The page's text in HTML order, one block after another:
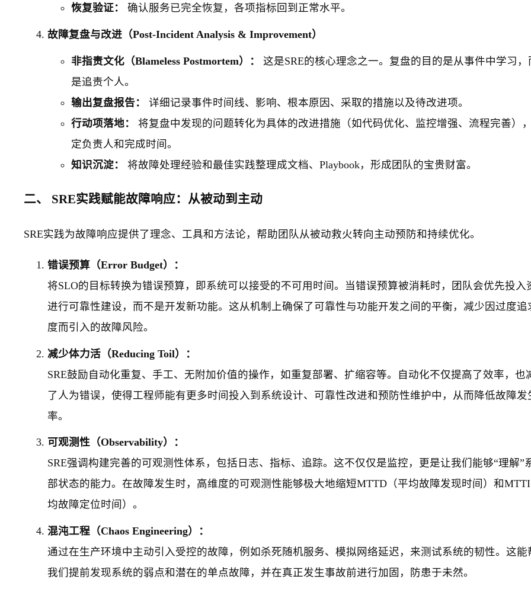
恢复验证：
确认服务已完全恢复，各项指标回到正常水平。
故障复盘与改进（Post-Incident Analysis & Improvement）
非指责文化（Blameless Postmortem）：
这是SRE的核心理念之一。复盘的目的是从事件中学习，
是追责个人。
输出复盘报告：
详细记录事件时间线、影响、根本原因、采取的措施以及待改进项。
行动项落地：
将复盘中发现的问题转化为具体的改进措施（如代码优化、监控增强、流程完善）
定负责人和完成时间。
知识沉淀：
将故障处理经验和最佳实践整理成文档、Playbook，形成团队的宝贵财富。
二、 SRE实践赋能故障响应：从被动到主动
SRE实践为故障响应提供了理念、工具和方法论，帮助团队从被动救火转向主动预防和持续优化。
错误预算（Error Budget）：
将SLO的目标转换为错误预算，即系统可以接受的不可用时间。当错误预算被消耗时，团队会优先投入
进行可靠性建设，而不是开发新功能。这从机制上确保了可靠性与功能开发之间的平衡，减少因过度追
度而引入的故障风险。
减少体力活（Reducing Toil）：
SRE鼓励自动化重复、手工、无附加价值的操作，如重复部署、扩缩容等。自动化不仅提高了效率，也
了人为错误，使得工程师能有更多时间投入到系统设计、可靠性改进和预防性维护中，从而降低故障发
率。
可观测性（Observability）：
SRE强调构建完善的可观测性体系，包括日志、指标、追踪。这不仅仅是监控，更是让我们能够“理解”
部状态的能力。在故障发生时，高维度的可观测性能够极大地缩短MTTD（平均故障发现时间）和
均故障定位时间）。
混沌工程（Chaos Engineering）：
通过在生产环境中主动引入受控的故障，例如杀死随机服务、模拟网络延迟，来测试系统的韧性。这能
我们提前发现系统的弱点和潜在的单点故障，并在真正发生事故前进行加固，防患于未然。